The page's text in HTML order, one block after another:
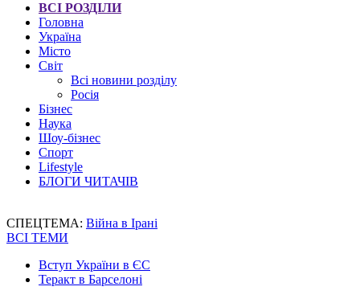
ВСІ РОЗДІЛИ
Головна
Україна
Місто
Світ
Всі новини розділу
Росія
Бізнес
Наука
Шоу-бізнес
Спорт
Lifestyle
БЛОГИ ЧИТАЧІВ
СПЕЦТЕМА: Війна в Ірані
ВСІ ТЕМИ
Вступ України в ЄС
Теракт в Барселоні